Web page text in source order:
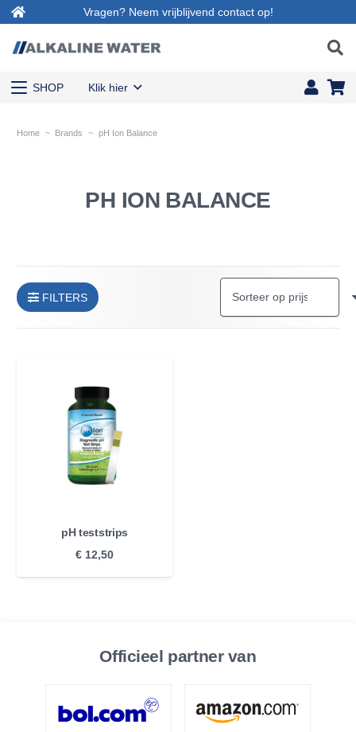
Vragen? Neem vrijblijvend contact op!
SHOP Klik hier
Home ~ Brands ~ pH Ion Balance
PH ION BALANCE
FILTERS
pH teststrips
€ 12,50
Officieel partner van